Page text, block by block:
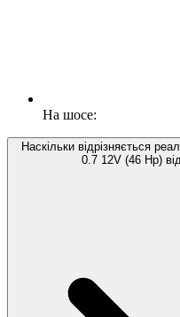
На шосе:
Наскільки відрізняється
0.7 12V (46 Hp)